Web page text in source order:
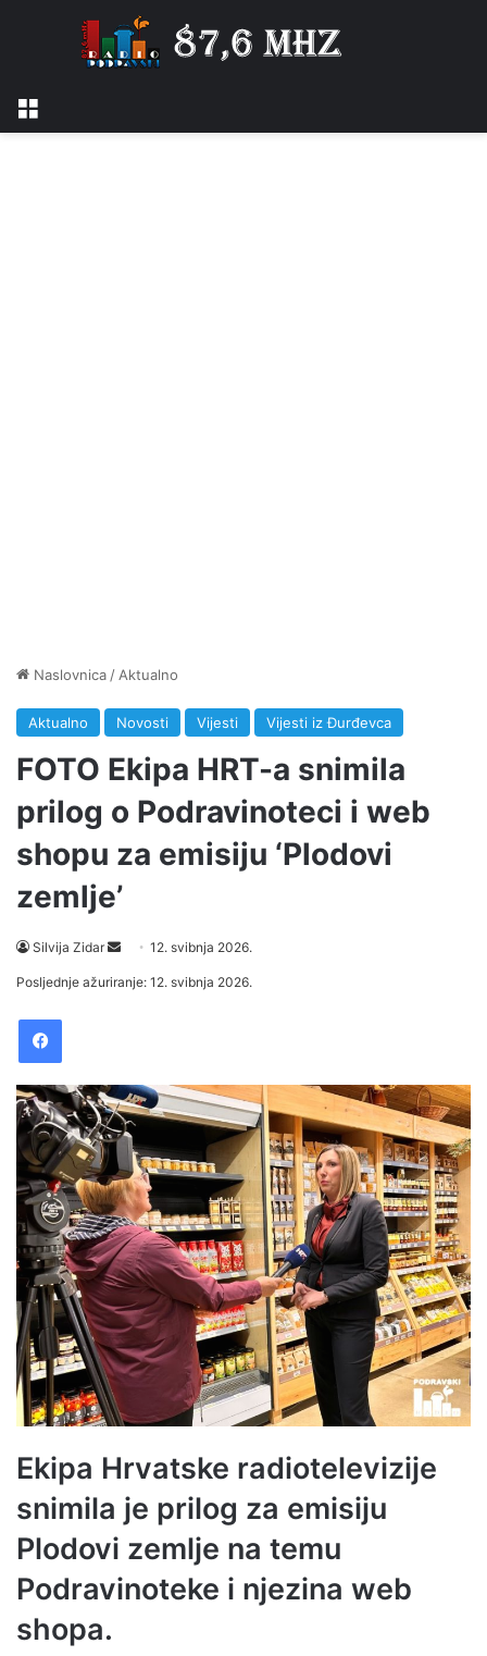
Naslovnica / Aktualno
Aktualno Novosti Vijesti Vijesti iz Đurđevca
FOTO Ekipa HRT-a snimila
prilog o Podravinoteci i web
shopu za emisiju ‘Plodovi
zemlje’
Silvija Zidar
e
m
i
l
12. svibnja 2026.
Posljednje ažuriranje: 12. svibnja 2026.
Ekipa Hrvatske radiotelevizije
snimila je prilog za emisiju
Plodovi zemlje na temu
Podravinoteke i njezina web
shopa.